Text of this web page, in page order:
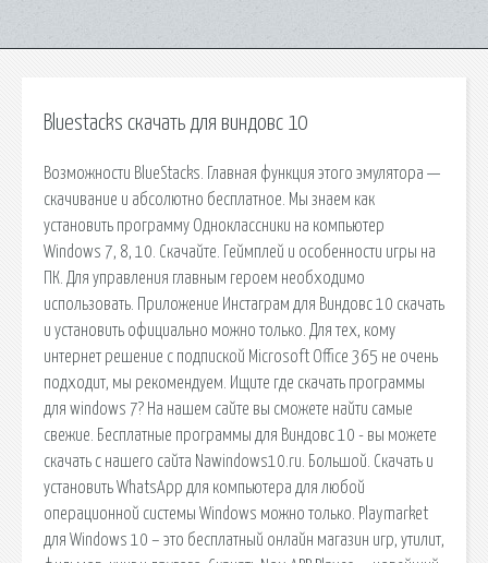
Bluestacks скачать для виндовс 10
Возможности BlueStacks. Главная функция этого эмулятора —
скачивание и абсолютно бесплатное. Мы знаем как
установить программу Одноклассники на компьютер
Windows 7, 8, 10. Скачайте. Геймплей и особенности игры на
ПК. Для управления главным героем необходимо
использовать. Приложение Инстаграм для Виндовс 10 скачать
и установить официально можно только. Для тех, кому
интернет решение с подпиской Microsoft Office 365 не очень
подходит, мы рекомендуем. Ищите где скачать программы
для windows 7? На нашем сайте вы сможете найти самые
свежие. Бесплатные программы для Виндовс 10 - вы можете
скачать с нашего сайта Nawindows10.ru. Большой. Скачать и
установить WhatsApp для компьютера для любой
операционной системы Windows можно только. Playmarket
для Windows 10 – это бесплатный онлайн магазин игр, утилит,